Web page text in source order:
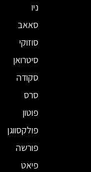
ניו
סאאב
סוזוקי
סיטרואן
סקודה
סרס
פוטון
פולקסווגן
פורשה
פיאט